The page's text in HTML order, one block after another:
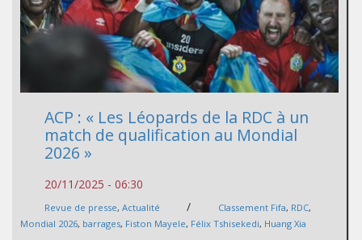
ACP : « Les Léopards de la RDC à un
match de qualification au Mondial
2026 »
20/11/2025 - 06:30
Revue de presse, Actualité / Classement Fifa, RDC,
Mondial 2026, barrages, Fiston Mayele, Félix Tshisekedi, Huang Xia